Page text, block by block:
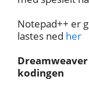
Notepad++ er
lastes ned her
kodingen